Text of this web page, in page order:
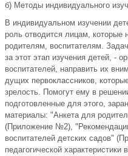
б) Методы индивидуального
В индивидуальном изучении
роль отводится лицам,
родителям, воспитателям.
за этот этап изучения детей, -
воспитателей, направить их
дущих первоклассников,
зрелость. Помогут ему в
подготовленные для этого,
материалы: "Анкета для
(Приложение №2),
воспитателей детских садов"
педагогической